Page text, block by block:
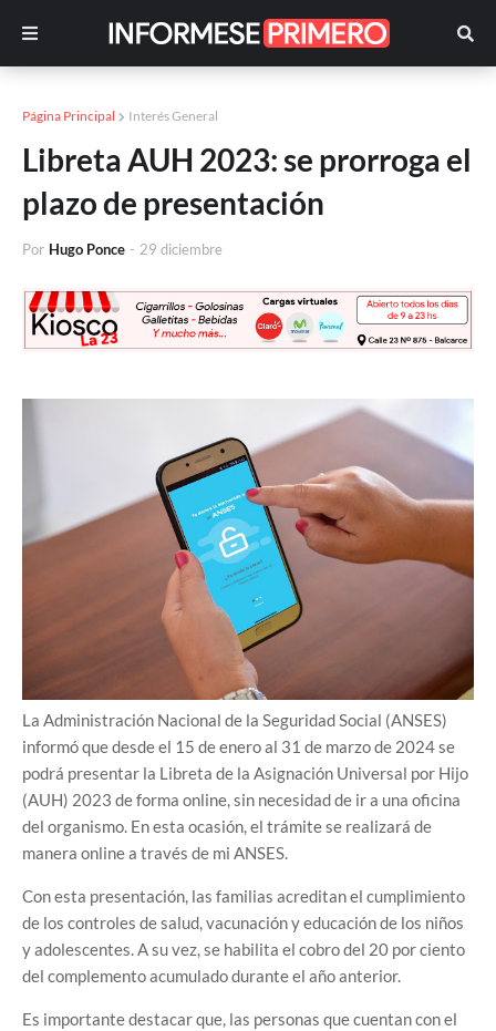
Página Principal Interés General
Libreta AUH 2023: se prorroga el
plazo de presentación
Por Hugo Ponce - 29 diciembre
La Administración Nacional de la Seguridad Social (ANSES)
informó que desde el 15 de enero al 31 de marzo de 2024 se
podrá presentar la Libreta de la Asignación Universal por Hijo
(AUH) 2023 de forma online, sin necesidad de ir a una oficina
del organismo. En esta ocasión, el trámite se realizará de
manera online a través de mi ANSES.
Con esta presentación, las familias acreditan el cumplimiento
de los controles de salud, vacunación y educación de los niños
y adolescentes. A su vez, se habilita el cobro del 20 por ciento
del complemento acumulado durante el año anterior.
Es importante destacar que, las personas que cuentan con el